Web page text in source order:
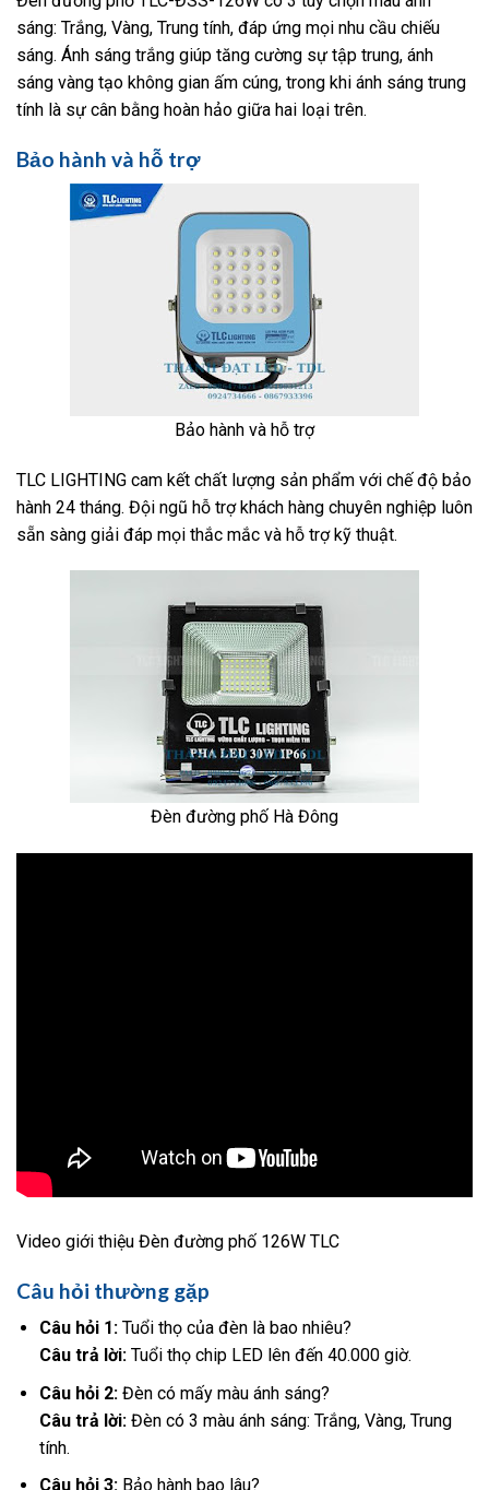
sáng: Trắng, Vàng, Trung tính, đáp ứng mọi nhu cầu chiếu
sáng. Ánh sáng trắng giúp tăng cường sự tập trung, ánh
sáng vàng tạo không gian ấm cúng, trong khi ánh sáng trung
tính là sự cân bằng hoàn hảo giữa hai loại trên.
Bảo hành và hỗ trợ
Bảo hành và hỗ trợ
TLC LIGHTING cam kết chất lượng sản phẩm với chế độ bảo
hành 24 tháng. Đội ngũ hỗ trợ khách hàng chuyên nghiệp luôn
sẵn sàng giải đáp mọi thắc mắc và hỗ trợ kỹ thuật.
Đèn đường phố Hà Đông
Video giới thiệu Đèn đường phố 126W TLC
Câu hỏi thường gặp
Câu hỏi 1:Tuổi thọ của đèn là bao nhiêu?
Câu trả lời:Tuổi thọ chip LED lên đến 40.000 giờ.
Câu hỏi 2:Đèn có mấy màu ánh sáng?
Câu trả lời:Đèn có 3 màu ánh sáng: Trắng, Vàng, Trung
tính.
Câu hỏi 3:Bảo hành bao lâu?